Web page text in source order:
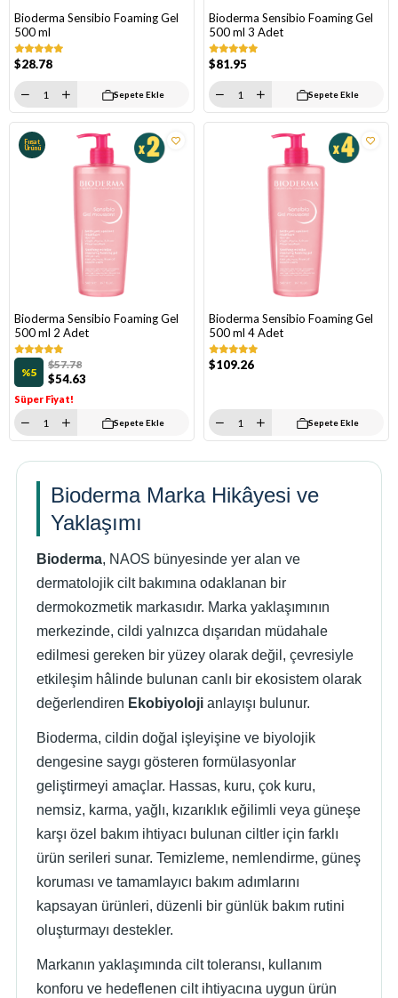
Bioderma Sensibio Foaming Gel
500 ml
$28.78
Sepete Ekle
Bioderma Sensibio Foaming Gel
500 ml 3 Adet
$81.95
Sepete Ekle
Bioderma Sensibio Foaming Gel
500 ml 2 Adet
%5 $54.63
$57.78
Süper Fiyat!
Fırsat
Ürünü
Sepete Ekle
Bioderma Sensibio Foaming Gel
500 ml 4 Adet
$109.26
Sepete Ekle
Bioderma Marka Hikâyesi ve
Yaklaşımı
Bioderma, NAOS bünyesinde yer alan ve
dermatolojik cilt bakımına odaklanan bir
dermokozmetik markasıdır. Marka yaklaşımının
merkezinde, cildi yalnızca dışarıdan müdahale
edilmesi gereken bir yüzey olarak değil, çevresiyle
etkileşim hâlinde bulunan canlı bir ekosistem olarak
değerlendiren Ekobiyoloji anlayışı bulunur.
Bioderma, cildin doğal işleyişine ve biyolojik
dengesine saygı gösteren formülasyonlar
geliştirmeyi amaçlar. Hassas, kuru, çok kuru,
nemsiz, karma, yağlı, kızarıklık eğilimli veya güneşe
karşı özel bakım ihtiyacı bulunan ciltler için farklı
ürün serileri sunar. Temizleme, nemlendirme, güneş
koruması ve tamamlayıcı bakım adımlarını
kapsayan ürünleri, düzenli bir günlük bakım rutini
oluşturmayı destekler.
Markanın yaklaşımında cilt toleransı, kullanım
konforu ve hedeflenen cilt ihtiyacına uygun ürün